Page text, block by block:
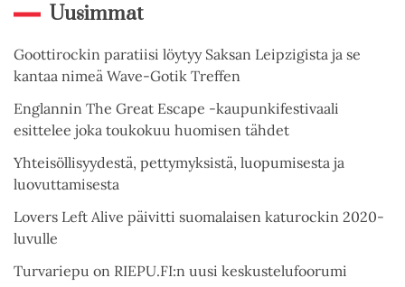
Uusimmat
Goottirockin paratiisi löytyy Saksan Leipzigista ja se
kantaa nimeä Wave-Gotik Treffen
Englannin The Great Escape -kaupunkifestivaali
esittelee joka toukokuu huomisen tähdet
Yhteisöllisyydestä, pettymyksistä, luopumisesta ja
luovuttamisesta
Lovers Left Alive päivitti suomalaisen katurockin 2020-
luvulle
Turvariepu on RIEPU.FI:n uusi keskustelufoorumi